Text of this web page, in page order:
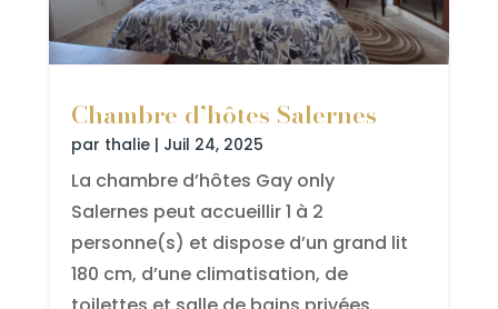
Chambre d’hôtes Salernes
par thalie| Juil 24, 2025
La chambre d’hôtes Gay only
Salernes peut accueillir 1 à 2
personne(s) et dispose d’un grand lit
180 cm, d’une climatisation, de